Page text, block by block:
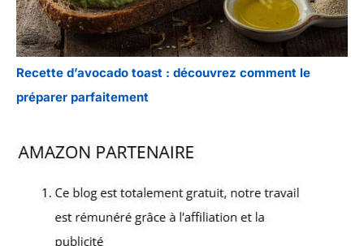
Recette d’avocado toast : découvrez comment le
préparer parfaitement